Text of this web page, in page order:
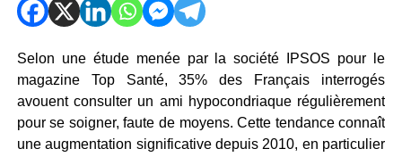
Selon une étude menée par la société IPSOS pour le
magazine Top Santé, 35% des Français interrogés
avouent consulter un ami hypocondriaque régulièrement
pour se soigner, faute de moyens. Cette tendance connaît
une augmentation significative depuis 2010, en particulier